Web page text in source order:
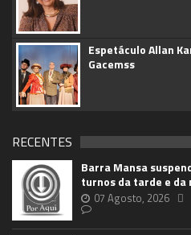
Espetáculo Allan
Gacemss
RECENTES
Barra Mansa
turnos da tarde e
07 Agosto, 2026